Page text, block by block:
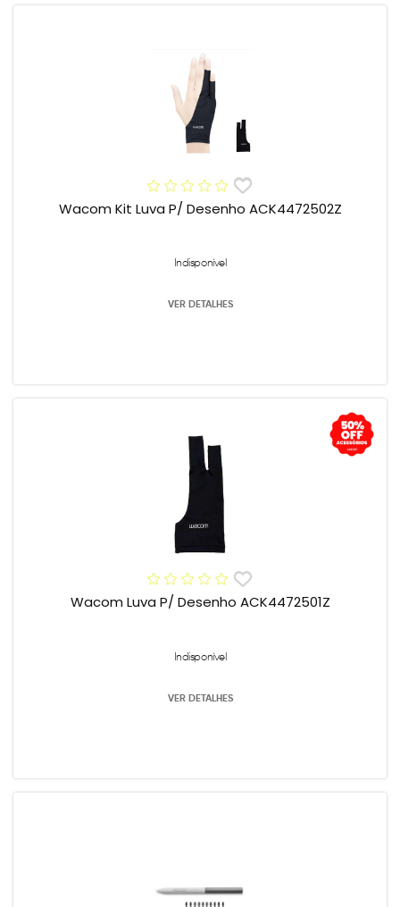
Wacom Kit Luva P/ Desenho ACK4472502Z
Indisponível
VER DETALHES
Wacom Luva P/ Desenho ACK4472501Z
Indisponível
VER DETALHES